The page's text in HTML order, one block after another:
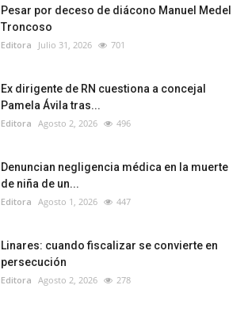
Pesar por deceso de diácono Manuel Medel
Troncoso
Editora Julio 31, 2026 701
Ex dirigente de RN cuestiona a concejal
Pamela Ávila tras...
Editora Agosto 2, 2026 496
Denuncian negligencia médica en la muerte
de niña de un...
Editora Agosto 1, 2026 447
Linares: cuando fiscalizar se convierte en
persecución
Editora Agosto 2, 2026 278